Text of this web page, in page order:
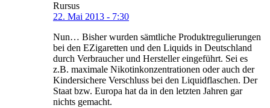
Rursus
22. Mai 2013 - 7:30
Nun… Bisher wurden sämtliche Produktregulierungen
bei den EZigaretten und den Liquids in Deutschland
durch Verbraucher und Hersteller eingeführt. Sei es
z.B. maximale Nikotinkonzentrationen oder auch der
Kindersichere Verschluss bei den Liquidflaschen. Der
Staat bzw. Europa hat da in den letzten Jahren gar
nichts gemacht.